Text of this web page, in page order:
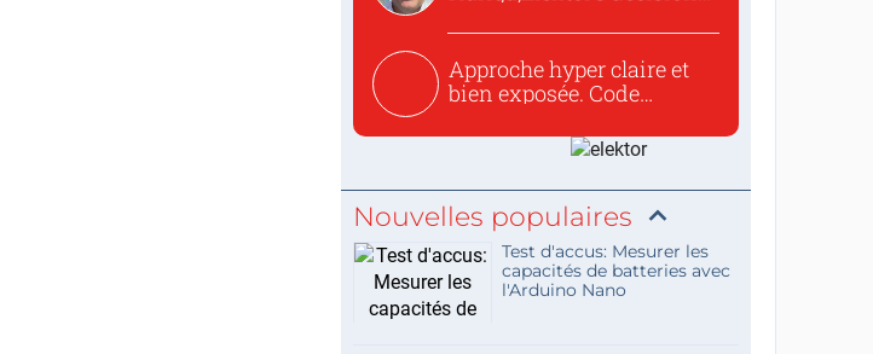
Approche hyper claire et
bien exposée. Code
Nouvelles populaires
Test d'accus: Mesurer les
capacités de batteries avec
l'Arduino Nano